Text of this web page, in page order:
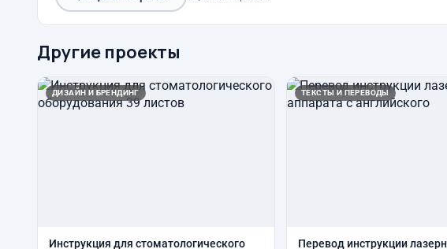
Другие проекты
ДИЗАЙН И БРЕНДИНГ
Инструкция для стоматологического
ТЕКСТЫ И ПЕРЕВОДЫ
Перевод инструкции